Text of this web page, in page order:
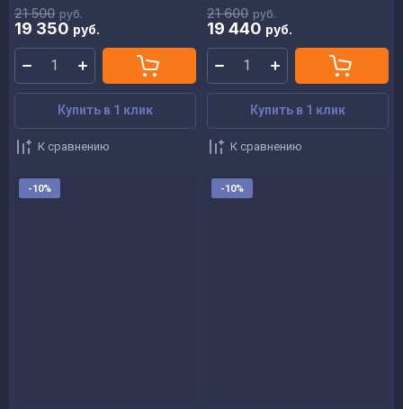
21 500 руб.
19 350 руб.
Купить в 1 клик
К сравнению
21 600 руб.
19 440 руб.
Купить в 1 клик
К сравнению
-10% -10%